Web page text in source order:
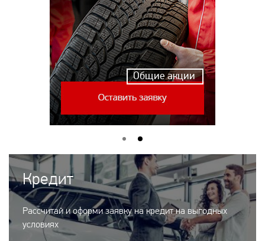
Общие акции
Кредит
Рассчитай и оформи заявку на кредит на выгодных
условиях